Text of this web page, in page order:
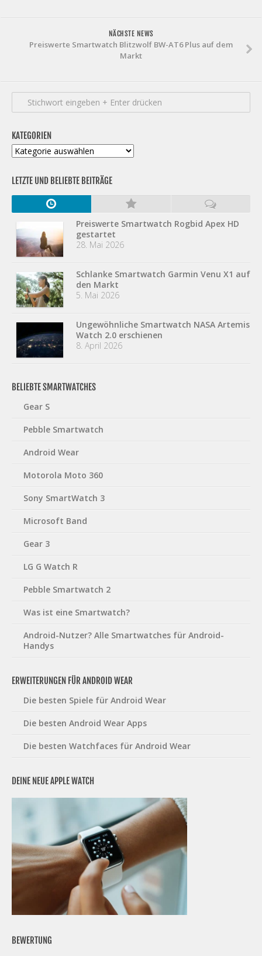
NÄCHSTE NEWS
Preiswerte Smartwatch Blitzwolf BW-AT6 Plus auf dem
Markt
KATEGORIEN
Kategorien
LETZTE UND BELIEBTE BEITRÄGE
Preiswerte Smartwatch Rogbid Apex HD
gestartet
28. Mai 2026
Schlanke Smartwatch Garmin Venu X1 auf
den Markt
5. Mai 2026
Ungewöhnliche Smartwatch NASA Artemis
Watch 2.0 erschienen
8. April 2026
BELIEBTE SMARTWATCHES
Gear S
Pebble Smartwatch
Android Wear
Motorola Moto 360
Sony SmartWatch 3
Microsoft Band
Gear 3
LG G Watch R
Pebble Smartwatch 2
Was ist eine Smartwatch?
Android-Nutzer? Alle Smartwatches für Android-
Handys
ERWEITERUNGEN FÜR ANDROID WEAR
Die besten Spiele für Android Wear
Die besten Android Wear Apps
Die besten Watchfaces für Android Wear
DEINE NEUE APPLE WATCH
BEWERTUNG